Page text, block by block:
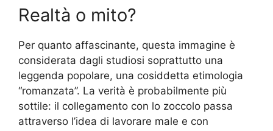
Realtà o mito?
Per quanto affascinante, questa immagine è
considerata dagli studiosi soprattutto una
leggenda popolare, una cosiddetta etimologia
“romanzata”. La verità è probabilmente più
sottile: il collegamento con lo zoccolo passa
attraverso l’idea di lavorare male e con